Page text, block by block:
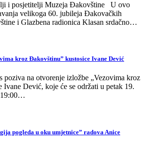
i posjetitelji Muzeja Đakovštine U ovo
velikoga 60. jubileja Đakovačkih
i Glazbena radionica Klasan srdačno…
kroz Đakovštinu” kustosice Ivane Dević
poziva na otvorenje izložbe „Vezovima kroz
Ivane Dević, koje će se održati u petak 19.
19:00…
pogleda u oku umjetnice” radova Anice